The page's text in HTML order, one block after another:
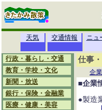
天気 交通情報
ニュ
行政・暮らし・交通
教育・学校・文化
新聞・放送
銀行・保険・金融業
医療・健康・美容
仕事
企
■企業
●製造